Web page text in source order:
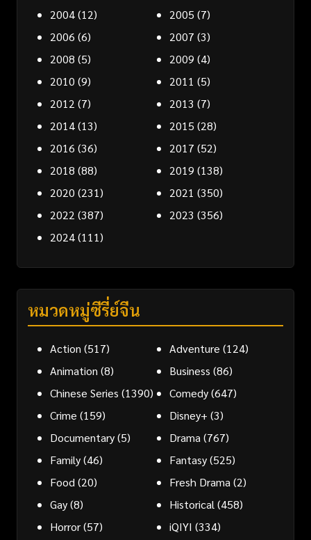
2004(12) 2005 (7)
2006 (6) 2007 (3)
2008 (5) 2009 (4)
2010 (9) 2011 (5)
2012 (7) 2013 (7)
2014(13) 2015 (28)
2016 (36) 2017 (52)
2018 (88) 2019 (138)
2020 (231) 2021 (350)
2022 (387) 2023 (356)
2024(111)
หมวดหมู่ซีรี่ย์จีน
Action (517) Adventure (124)
Animation (8) Business (86)
Chinese Series (1390) Comedy(647)
Crime (159) Disney+ (3)
Documentary(5) Drama (767)
Family(46) Fantasy(525)
Food (20) Fresh Drama (2)
Gay(8) Historical (458)
Horror(57) iQIYI (334)